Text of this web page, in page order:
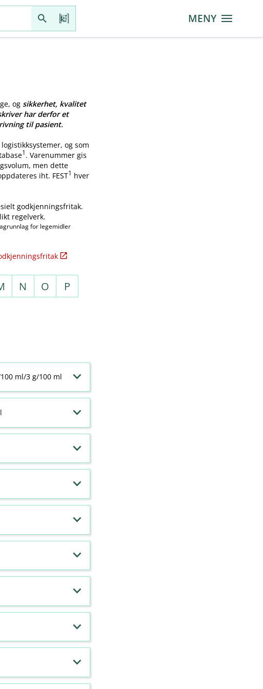
MENY
og sikkerhet, kvalitet
har derfor et
til pasient.
og som
1. Varenummer gis
men dette
iht. FEST1 hver
godkjenningsfritak.
regelverk.
for legemidler
N O
P
ml/3 g/100 ml